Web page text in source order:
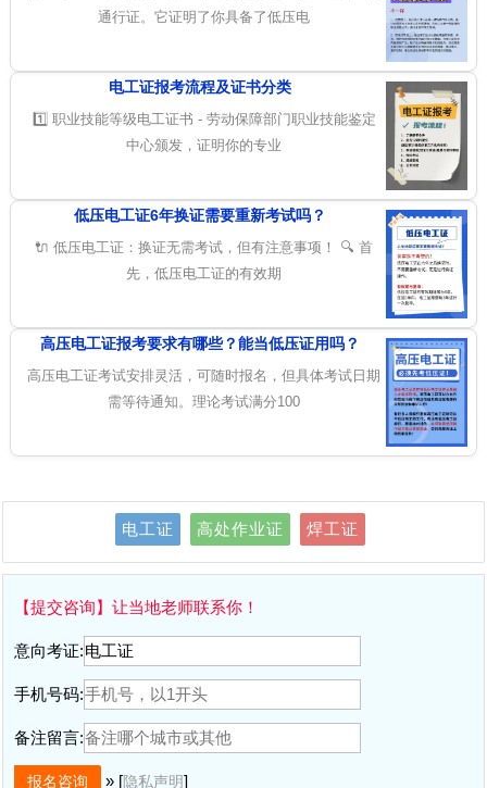
通行证。它证明了你具备了低压电
电工证报考流程及证书分类
1️⃣ 职业技能等级电工证书 - 劳动保障部门职业技能鉴定
中心颁发，证明你的专业
低压电工证6年换证需要重新考试吗？
🔌 低压电工证：换证无需考试，但有注意事项！ 🔍 首
先，低压电工证的有效期
高压电工证报考要求有哪些？能当低压证用吗？
高压电工证考试安排灵活，可随时报名，但具体考试日期
需等待通知。理论考试满分100
电工证 高处作业证 焊工证
【提交咨询】让当地老师联系你！
意向考证:
手机号码:
备注留言:
» [隐私声明]